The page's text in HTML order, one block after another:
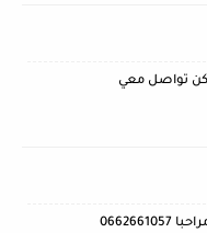
تواصل معي